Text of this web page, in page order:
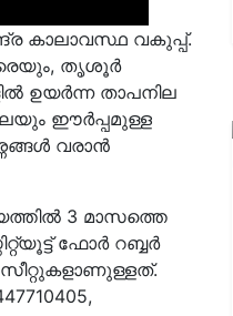
കാലാവസ്ഥ വകുപ്പ്.
വരെയും, തൃശൂർ
ഉയർന്ന താപനില
ഈർപ്പമുള്ള
വരാൻ
3 മാസത്തെ
ഫോര്‍ റബ്ബര്‍